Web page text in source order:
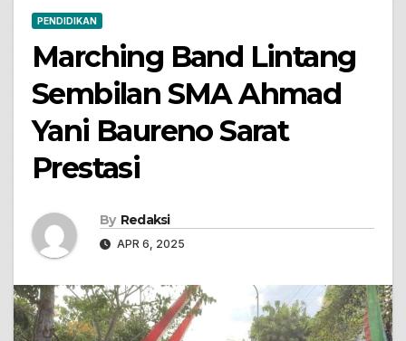
PENDIDIKAN
Marching Band Lintang
Sembilan SMA Ahmad
Yani Baureno Sarat
Prestasi
By Redaksi
APR 6, 2025